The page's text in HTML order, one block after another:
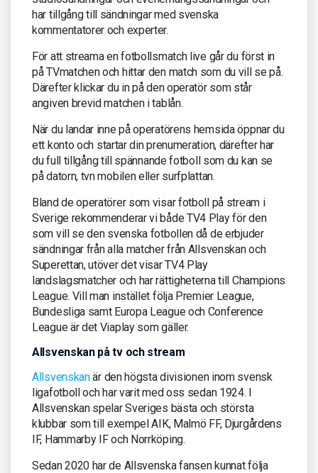
har tillgång till sändningar med svenska
kommentatorer och experter.
För att streama en fotbollsmatch live går du först in
på TVmatchen och hittar den match som du vill se på.
Därefter klickar du in på den operatör som står
angiven brevid matchen i tablån.
När du landar inne på operatörens hemsida öppnar du
ett konto och startar din prenumeration, därefter har
du full tillgång till spännande fotboll som du kan se
på datorn, tvn mobilen eller surfplattan.
Bland de operatörer som visar fotboll på stream i
Sverige rekommenderar vi både TV4 Play för den
som vill se den svenska fotbollen då de erbjuder
sändningar från alla matcher från Allsvenskan och
Superettan, utöver det visar TV4 Play
landslagsmatcher och har rättigheterna till Champions
League. Vill man instället följa Premier League,
Bundesliga samt Europa League och Conference
League är det Viaplay som gäller.
Allsvenskan på tv och stream
Allsvenskanär den högsta divisionen inom svensk
ligafotboll och har varit med oss sedan 1924. I
Allsvenskan spelar Sveriges bästa och största
klubbar som till exempel AIK, Malmö FF, Djurgårdens
IF, Hammarby IF och Norrköping.
Sedan 2020 har de Allsvenska fansen kunnat följa